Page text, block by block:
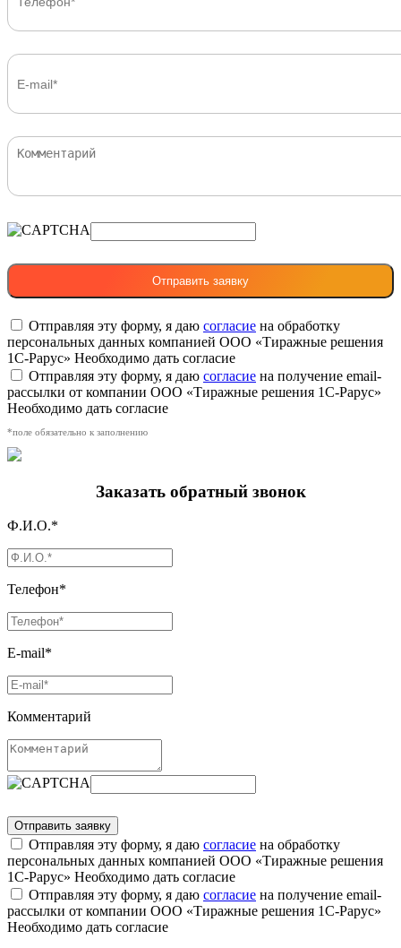
Отправляя эту форму, я даю согласие на обработку
персональных данных компанией ООО «Тиражные решения
1С-Рарус» Необходимо дать согласие
Отправляя эту форму, я даю согласие на получение email-
рассылки от компании ООО «Тиражные решения 1С-Рарус»
Необходимо дать согласие
*поле обязательно к заполнению
Заказать обратный звонок
Ф.И.О.*
Телефон*
E-mail*
Комментарий
Отправляя эту форму, я даю согласие на обработку
персональных данных компанией ООО «Тиражные решения
1С-Рарус» Необходимо дать согласие
Отправляя эту форму, я даю согласие на получение email-
рассылки от компании ООО «Тиражные решения 1С-Рарус»
Необходимо дать согласие